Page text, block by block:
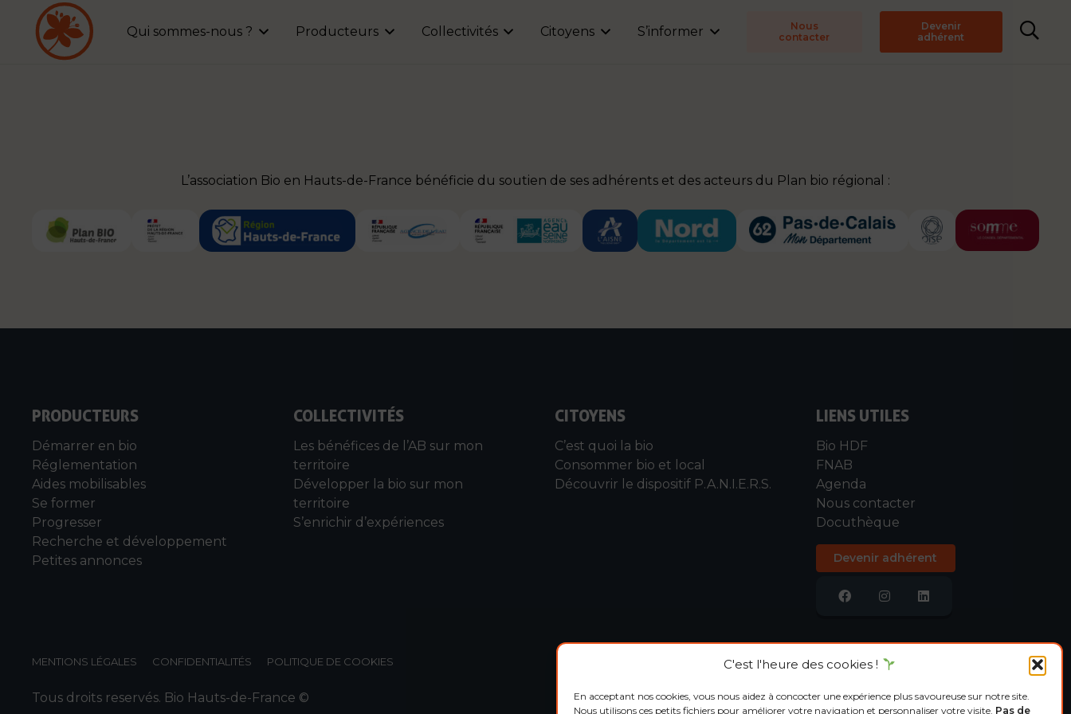
C'est l'heure des cookies !
En acceptant nos cookies, vous nous aidez à concocter une expérience plus savoureuse sur notre site.
Nous utilisons ces petits fichiers pour améliorer votre navigation et personnaliser votre visite. Pas de
Qui sommes-nous ? Producteurs Collectivités Citoyens S’informer
Nous
contacter
Devenir
adhérent
L’association Bio en Hauts-de-France bénéficie du soutien de ses adhérents et des acteurs du Plan bio régional :
PRODUCTEURS
Démarrer en bio
Réglementation
Aides mobilisables
Se former
Progresser
Recherche et développement
Petites annonces
COLLECTIVITÉS
Les bénéfices de l’AB sur mon
territoire
Développer la bio sur mon
territoire
S’enrichir d’expériences
CITOYENS
C’est quoi la bio
Consommer bio et local
Découvrir le dispositif P.A.N.I.E.R.S.
LIENS UTILES
Bio HDF
FNAB
Agenda
Nous contacter
Docuthèque
Devenir adhérent
MENTIONS LÉGALES CONFIDENTIALITÉS POLITIQUE DE COOKIES
Tous droits reservés. Bio Hauts-de-France ©